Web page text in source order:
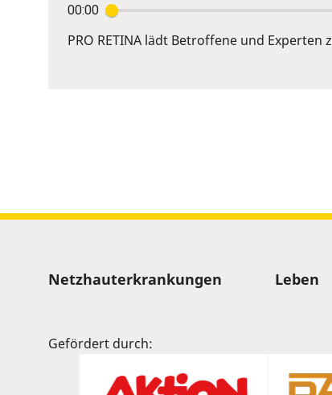
00:00
Enter
or
PRO RETINA lädt Betroffene und Experten
Sitemap
Netzhauterkrankungen Leben
Gefördert durch: